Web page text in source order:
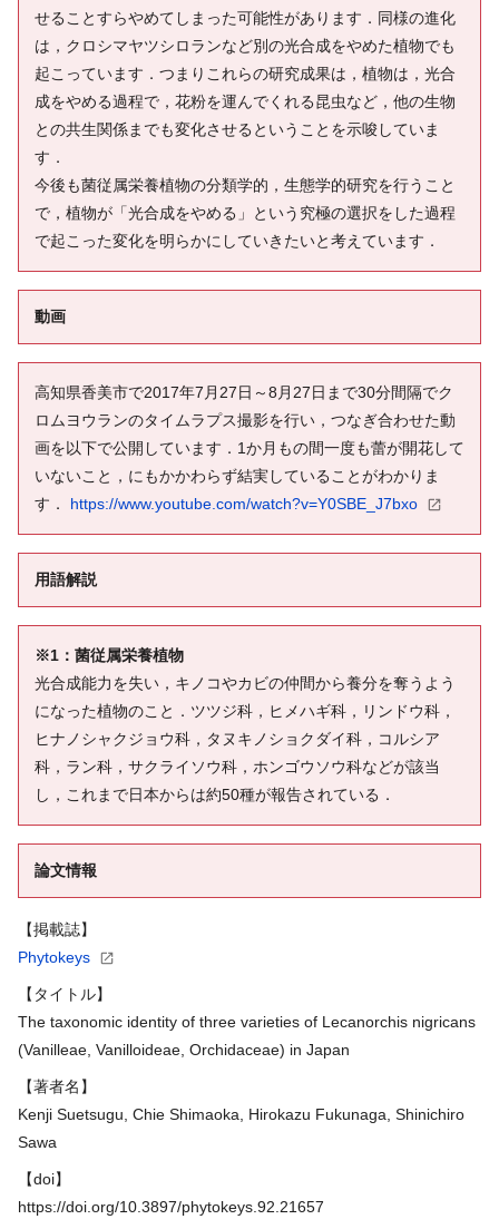
せることすらやめてしまった可能性があります．同様の進化
は，クロシマヤツシロランなど別の光合成をやめた植物でも
起こっています．つまりこれらの研究成果は，植物は，光合
成をやめる過程で，花粉を運んでくれる昆虫など，他の生物
との共生関係までも変化させるということを示唆していま
す．
今後も菌従属栄養植物の分類学的，生態学的研究を行うこと
で，植物が「光合成をやめる」という究極の選択をした過程
で起こった変化を明らかにしていきたいと考えています．
動画
高知県香美市で2017年7月27日～8月27日まで30分間隔でク
ロムヨウランのタイムラプス撮影を行い，つなぎ合わせた動
画を以下で公開しています．1か月もの間一度も蕾が開花して
いないこと，にもかかわらず結実していることがわかりま
す． https://www.youtube.com/watch?v=Y0SBE_J7bxo
用語解説
※1：菌従属栄養植物
光合成能力を失い，キノコやカビの仲間から養分を奪うよう
になった植物のこと．ツツジ科，ヒメハギ科，リンドウ科，
ヒナノシャクジョウ科，タヌキノショクダイ科，コルシア
科，ラン科，サクライソウ科，ホンゴウソウ科などが該当
し，これまで日本からは約50種が報告されている．
論文情報
【掲載誌】
Phytokeys
【タイトル】
The taxonomic identity of three varieties of Lecanorchis nigricans
(Vanilleae, Vanilloideae, Orchidaceae) in Japan
【著者名】
Kenji Suetsugu, Chie Shimaoka, Hirokazu Fukunaga, Shinichiro
Sawa
【doi】
https://doi.org/10.3897/phytokeys.92.21657